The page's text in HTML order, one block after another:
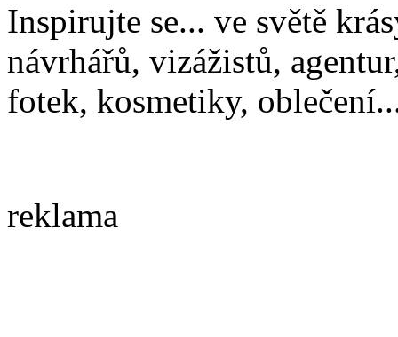
Inspirujte se... ve světě
návrhářů, vizážistů,
fotek, kosmetiky,
reklama